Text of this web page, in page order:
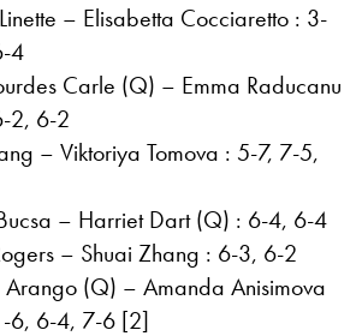
– Elisabetta Cocciaretto : 3-
4
Carle (Q) – Emma Raducanu
2, 6-2
– Viktoriya Tomova : 5-7, 7-5,
– Harriet Dart (Q) : 6-4, 6-4
– Shuai Zhang : 6-3, 6-2
Arango (Q) – Amanda Anisimova
6, 6-4, 7-6 [2]